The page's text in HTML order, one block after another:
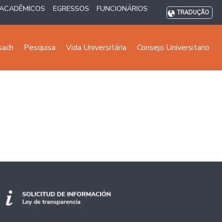
EGRESSOS FUNCIONÁRIOS TRADUÇÃO
Pesquisa Vida Universitária Consejo Universitario